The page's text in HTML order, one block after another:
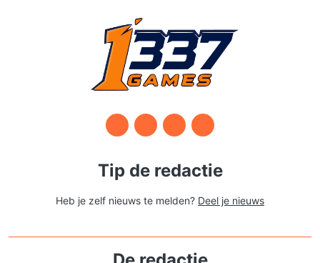
Tip de redactie
Heb je zelf nieuws te melden? Deel je nieuws